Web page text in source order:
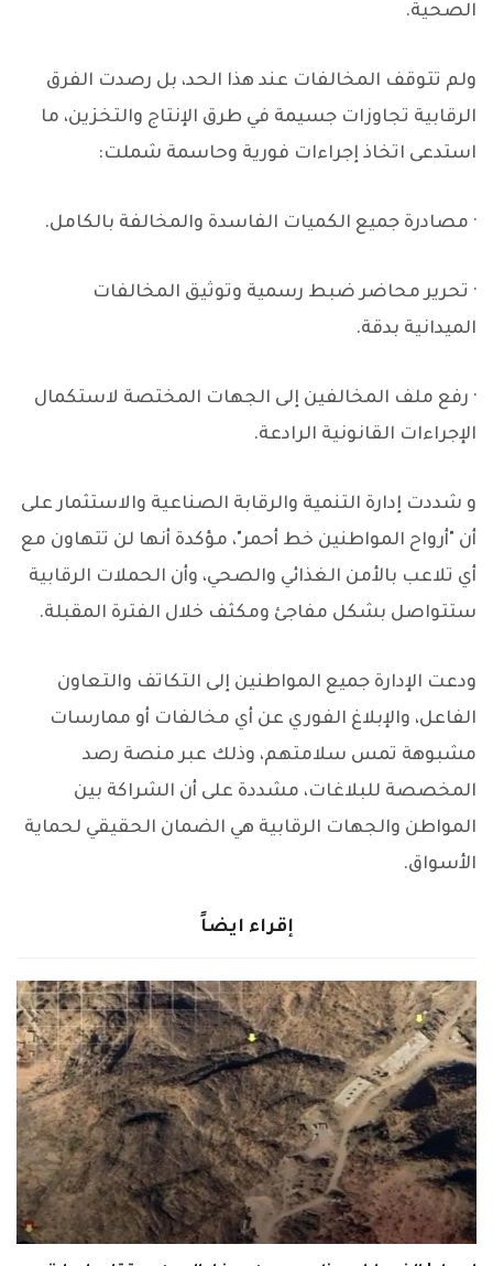
الصحية.
ولم تتوقف المخالفات عند هذا الحد، بل رصدت الفرق
الرقابية تجاوزات جسيمة في طرق الإنتاج والتخزين، ما
استدعى اتخاذ إجراءات فورية وحاسمة شملت:
· مصادرة جميع الكميات الفاسدة والمخالفة بالكامل.
· تحرير محاضر ضبط رسمية وتوثيق المخالفات
الميدانية بدقة.
· رفع ملف المخالفين إلى الجهات المختصة لاستكمال
الإجراءات القانونية الرادعة.
و شددت إدارة التنمية والرقابة الصناعية والاستثمار على
أن "أرواح المواطنين خط أحمر"، مؤكدة أنها لن تتهاون مع
أي تلاعب بالأمن الغذائي والصحي، وأن الحملات الرقابية
ستتواصل بشكل مفاجئ ومكثف خلال الفترة المقبلة.
ودعت الإدارة جميع المواطنين إلى التكاتف والتعاون
الفاعل، والإبلاغ الفوري عن أي مخالفات أو ممارسات
مشبوهة تمس سلامتهم، وذلك عبر منصة رصد
المخصصة للبلاغات، مشددة على أن الشراكة بين
المواطن والجهات الرقابية هي الضمان الحقيقي لحماية
الأسواق.
إقراء ايضاً